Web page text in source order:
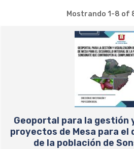
Mostrando 1-8 of
Geoportal para la gestión
proyectos de Mesa para
de la población de